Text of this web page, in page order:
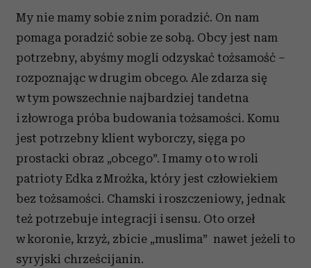
My nie mamy sobie z nim poradzić. On nam
pomaga poradzić sobie ze sobą. Obcy jest nam
potrzebny, abyśmy mogli odzyskać tożsamość –
rozpoznając w drugim obcego. Ale zdarza się
w tym powszechnie najbardziej tandetna
i złowroga próba budowania tożsamości. Komu
jest potrzebny klient wyborczy, sięga po
prostacki obraz „obcego”. I mamy o to w roli
patrioty Edka z Mrożka, który jest człowiekiem
bez tożsamości. Chamski i roszczeniowy, jednak
też potrzebuje integracji i sensu. Oto orzeł
w koronie, krzyż, zbicie „muslima” nawet jeżeli to
syryjski chrześcijanin.